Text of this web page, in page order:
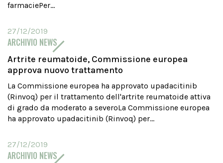
farmaciePer...
27/12/2019
ARCHIVIO NEWS
Artrite reumatoide, Commissione europea
approva nuovo trattamento
La Commissione europea ha approvato upadacitinib
(Rinvoq) per il trattamento dell'artrite reumatoide attiva
di grado da moderato a severoLa Commissione europea
ha approvato upadacitinib (Rinvoq) per...
27/12/2019
ARCHIVIO NEWS